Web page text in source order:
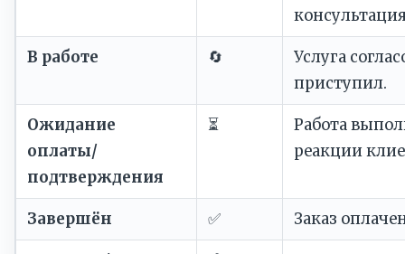
В работе 🔄
Услуга
приступил.
Ожидание
оплаты/
подтверждения
⏳
Работа
реакции
Завершён ✅ Заказ